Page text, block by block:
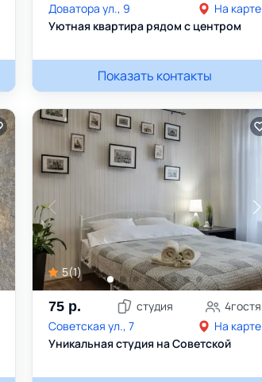
Доватора ул., 9
На карте
Уютная квартира рядом с центром
+375336433201
Показать контакты
5(1)
75 р. студия 4гостя
Советская ул., 7
На карте
Уникальная студия на Советской